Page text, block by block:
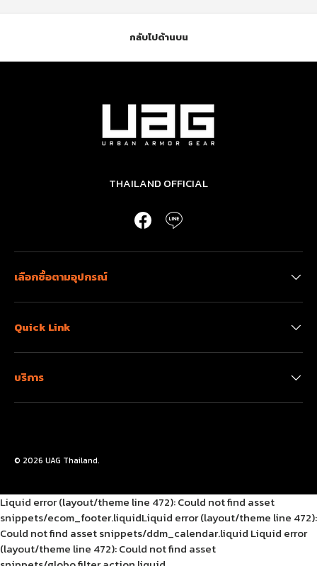
กลับไปด้านบน
THAILAND OFFICIAL
Facebook
เลือกซื้อตามอุปกรณ์
Quick Link
บริการ
© 2026 UAG Thailand.
Liquid error (layout/theme line 472): Could not find asset
snippets/ecom_footer.liquidLiquid error (layout/theme line 472):
Could not find asset snippets/ddm_calendar.liquid Liquid error
(layout/theme line 472): Could not find asset